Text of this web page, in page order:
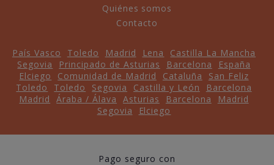
Quiénes somos
Contacto
País Vasco Toledo Madrid Lena
Castilla La Mancha
Segovia
Principado de Asturias Barcelona
España
Elciego
Comunidad de Madrid Cataluña
San Feliz
Toledo
Toledo Segovia Castilla y León
Barcelona
Madrid
Áraba / Álava Asturias Barcelona
Madrid
Segovia
Elciego
Pago seguro con